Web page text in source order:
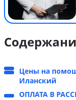
Цены на
Иланский
ОПЛАТА В